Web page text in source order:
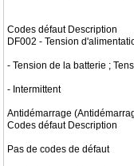
Codes défaut Description
DF002 - Tension
- Tension de la batterie ;
- Intermittent
Antidémarrage
Codes défaut Description
Pas de codes de défaut